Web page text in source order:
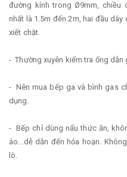
đường kính trong Ø9mm,
nhất là 1.5m đến 2m, hai đầu
xiết chặt.
- Thường xuyên kiểm tra ống
- Nên mua bếp ga và bình gas
dụng.
- Bếp chỉ dùng nấu thức ăn,
áo...dễ dẫn đến hỏa hoạn.
lò.